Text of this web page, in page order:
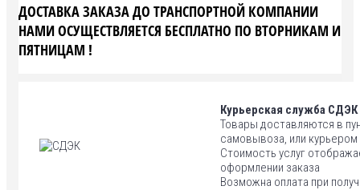
ДОСТАВКА ЗАКАЗА ДО ТРАНСПОРТНОЙ КОМПАНИИ
НАМИ ОСУЩЕСТВЛЯЕТСЯ БЕСПЛАТНО ПО ВТОРНИКАМ И
ПЯТНИЦАМ !
Курьерская служба СДЭК
Товары доставляются в
самовывоза, или
Стоимость услуг
оформлении заказа
Возможна оплата при